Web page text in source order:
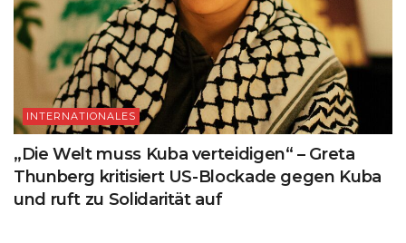
INTERNATIONALES
„Die Welt muss Kuba verteidigen“ – Greta
Thunberg kritisiert US-Blockade gegen Kuba
und ruft zu Solidarität auf